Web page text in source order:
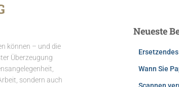
können – und die
Überzeugung
sondern auch
Neueste
Wann Sie